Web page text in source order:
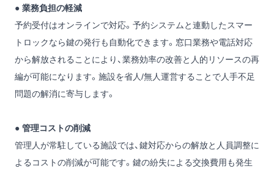
● 業務負担の軽減
予約受付はオンラインで対応。予約システムと連動したスマー
トロックなら鍵の発行も自動化できます。窓口業務や電話対応
から解放されることにより、業務効率の改善と人的リソースの再
編が可能になります。施設を省人/無人運営することで人手不足
問題の解消に寄与します。
● 管理コストの削減
管理人が常駐している施設では、鍵対応からの解放と人員調整に
よるコストの削減が可能です。鍵の紛失による交換費用も発生